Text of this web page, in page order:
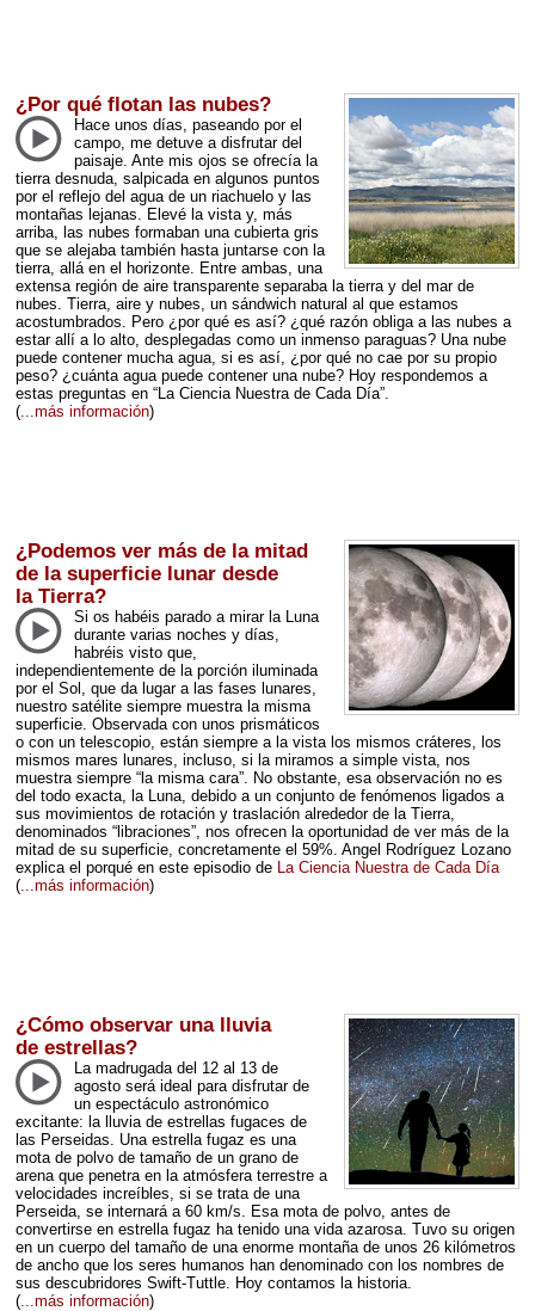
¿Por qué flotan las nubes?
Hace unos días, paseando por el
campo, me detuve a disfrutar del
paisaje. Ante mis ojos se ofrecía la
tierra desnuda, salpicada en algunos puntos
por el reflejo del agua de un riachuelo y las
montañas lejanas. Elevé la vista y, más
arriba, las nubes formaban una cubierta gris
que se alejaba también hasta juntarse con la
tierra, allá en el horizonte. Entre ambas, una
extensa región de aire transparente separaba la tierra y del mar de
nubes. Tierra, aire y nubes, un sándwich natural al que estamos
acostumbrados. Pero ¿por qué es así? ¿qué razón obliga a las nubes a
estar allí a lo alto, desplegadas como un inmenso paraguas? Una nube
puede contener mucha agua, si es así, ¿por qué no cae por su propio
peso? ¿cuánta agua puede contener una nube? Hoy respondemos a
estas preguntas en “La Ciencia Nuestra de Cada Día”.
(...más información)
¿Podemos ver más de la mitad
de la superficie lunar desde
la Tierra?
Si os habéis parado a mirar la Luna
durante varias noches y días,
habréis visto que,
independientemente de la porción iluminada
por el Sol, que da lugar a las fases lunares,
nuestro satélite siempre muestra la misma
superficie. Observada con unos prismáticos
o con un telescopio, están siempre a la vista los mismos cráteres, los
mismos mares lunares, incluso, si la miramos a simple vista, nos
muestra siempre “la misma cara”. No obstante, esa observación no es
del todo exacta, la Luna, debido a un conjunto de fenómenos ligados a
sus movimientos de rotación y traslación alrededor de la Tierra,
denominados “libraciones”, nos ofrecen la oportunidad de ver más de la
mitad de su superficie, concretamente el 59%. Angel Rodríguez Lozano
explica el porqué en este episodio de
La Ciencia Nuestra de Cada Día
(...más información)
¿Cómo observar una lluvia
de estrellas?
La madrugada del 12 al 13 de
agosto será ideal para disfrutar de
un espectáculo astronómico
excitante: la lluvia de estrellas fugaces de
las Perseidas. Una estrella fugaz es una
mota de polvo de tamaño de un grano de
arena que penetra en la atmósfera terrestre a
velocidades increíbles, si se trata de una
Perseida, se internará a 60 km/s. Esa mota de polvo, antes de
convertirse en estrella fugaz ha tenido una vida azarosa. Tuvo su origen
en un cuerpo del tamaño de una enorme montaña de unos 26 kilómetros
de ancho que los seres humanos han denominado con los nombres de
sus descubridores Swift-Tuttle. Hoy contamos la historia.
(...más información)